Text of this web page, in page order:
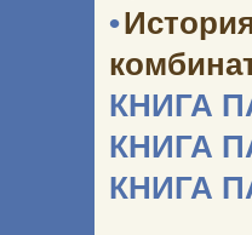
•
КНИГА
КНИГА
КНИГА